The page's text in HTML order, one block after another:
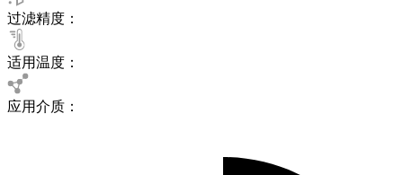
过滤精度：
适用温度：
应用介质：